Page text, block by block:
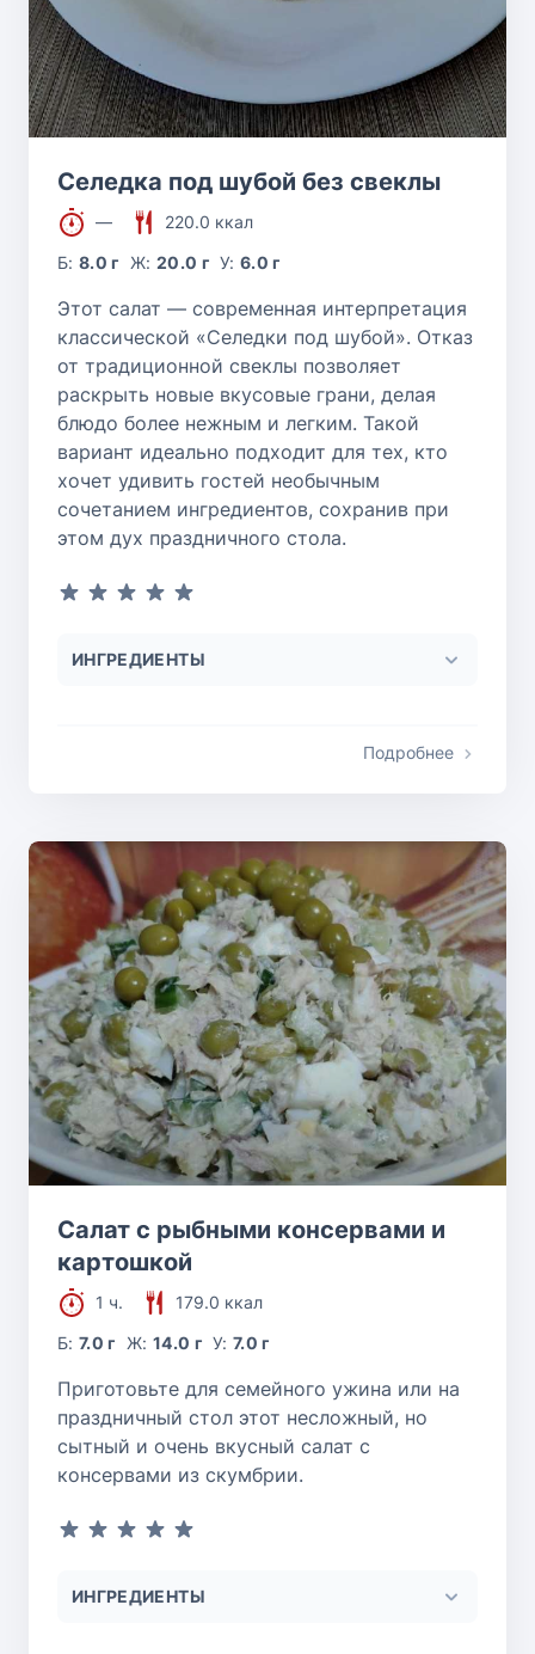
Селедка под шубой без свеклы
—
220.0 ккал
Б:8.0 г Ж: 20.0 г У:6.0 г
Этот салат — современная интерпретация
классической «Селедки под шубой». Отказ
от традиционной свеклы позволяет
раскрыть новые вкусовые грани, делая
блюдо более нежным и легким. Такой
вариант идеально подходит для тех, кто
хочет удивить гостей необычным
сочетанием ингредиентов, сохранив при
этом дух праздничного стола.
ИНГРЕДИЕНТЫ
Подробнее
Салат с рыбными консервами и
картошкой
1 ч.
179.0 ккал
Б:7.0 г Ж: 14.0 г У:7.0 г
Приготовьте для семейного ужина или на
праздничный стол этот несложный, но
сытный и очень вкусный салат с
консервами из скумбрии.
ИНГРЕДИЕНТЫ